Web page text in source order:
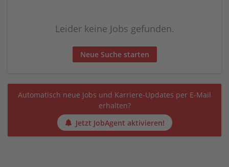
Leider keine Jobs gefunden.
Neue Suche starten
Automatisch neue Jobs und Karriere-Updates per E-Mail
erhalten?
Jetzt JobAgent aktivieren!